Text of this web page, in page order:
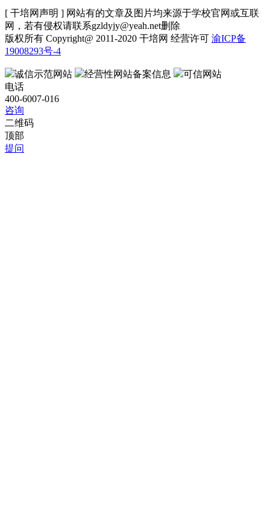
[ 干培网声明 ] 网站有的文章及图片均来源于学校官网或互联
网，若有侵权请联系gzldyjy@yeah.net删除
版权所有 Copyright@ 2011-2020 干培网 经营许可 渝ICP备
19008293号-4
诚信示范网站 经营性网站备案信息
可信网站
电话
400-6007-016
咨询
二维码
顶部
提问